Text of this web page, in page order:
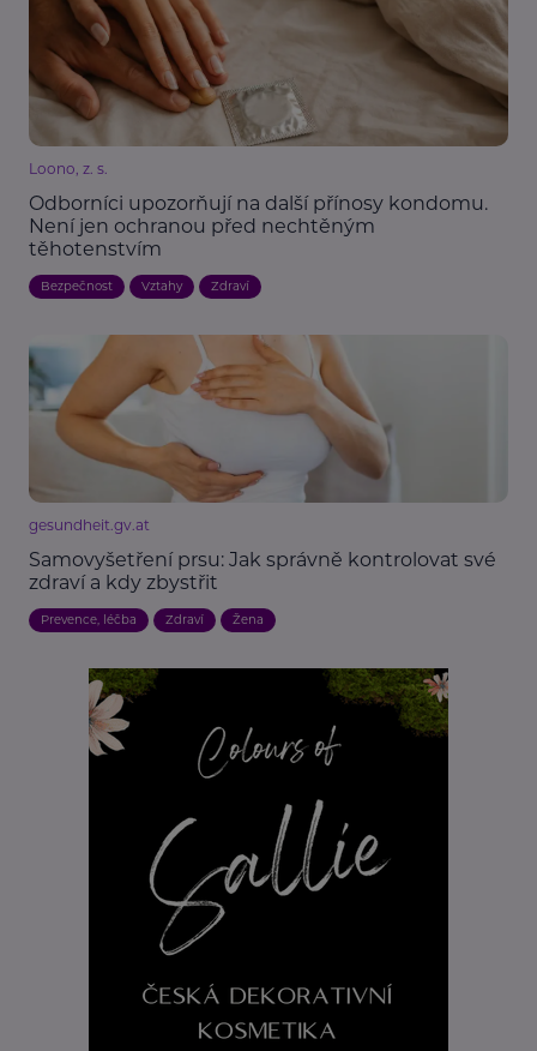
Loono, z. s.
Odborníci upozorňují na další přínosy kondomu.
Není jen ochranou před nechtěným
těhotenstvím
Bezpečnost Vztahy Zdraví
gesundheit.gv.at
Samovyšetření prsu: Jak správně kontrolovat své
zdraví a kdy zbystřit
Prevence, léčba Zdraví Žena